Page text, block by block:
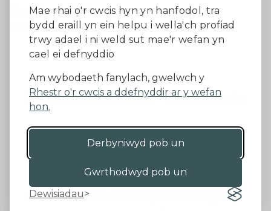
Mae rhai o'r cwcis hyn yn hanfodol, tra
bydd eraill yn ein helpu i wella'ch profiad
trwy adael i ni weld sut mae'r wefan yn
cael ei defnyddio
Am wybodaeth fanylach, gwelwch y
Rhestr o'r cwcis a ddefnyddir ar y wefan
hon.
Derbyniwyd pob un
Gwrthodwyd pob un
Dewisiadau
Dywedwch eich barn
Facebook
Datganiad Hygyrchedd
Diogelu Data a Phreifatrwydd
Telerau ac amodau
©2026 - Cyngor Sir Powys